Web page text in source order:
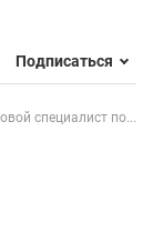
Подписаться
специалист по...